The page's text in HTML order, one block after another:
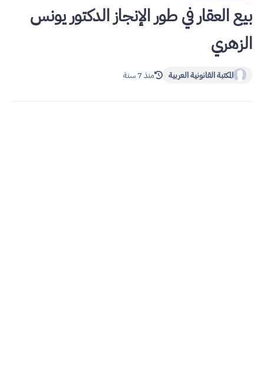
بيع العقار في طور الإنجاز الدكتور يونس
الزهري
المكتبة القانونية العربية منذ 7 سنة